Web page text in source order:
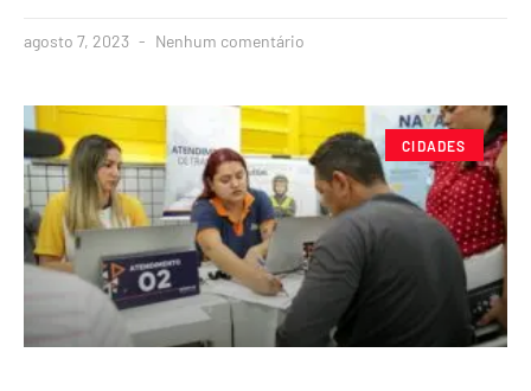
agosto 7, 2023 Nenhum comentário
CIDADES